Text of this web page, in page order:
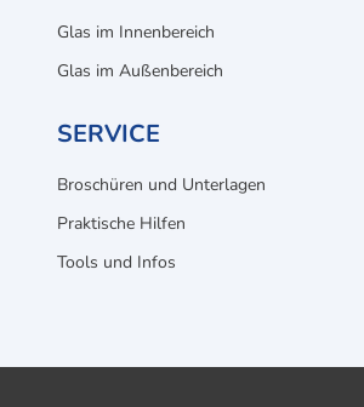
Glas im Innenbereich
Glas im Außenbereich
SERVICE
Broschüren und Unterlagen
Praktische Hilfen
Tools und Infos